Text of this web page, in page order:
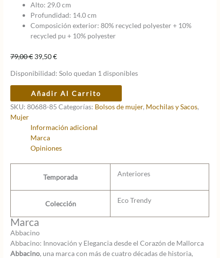
Alto: 29.0 cm
Profundidad: 14.0 cm
Composición exterior: 80% recycled polyester + 10%
recycled pu + 10% polyester
79,00€ El
original
era:
79,00 €.
39,50€El
actual
es:
39,50 €.
Disponibilidad: Solo quedan 1 disponibles
Mochila
Abbacino
Eco
Trendy
lavanda
cantidad
Añadir Al Carrito
SKU:80688-85 Categorías: Bolsos de mujer, Mochilas y Sacos,
Mujer
Información adicional
Marca
Opiniones
Temporada Anteriores
Colección Eco Trendy
Marca
Abbacino
Abbacino: Innovación y Elegancia desde el Corazón de Mallorca
Abbacino, una marca con más de cuatro décadas de historia,